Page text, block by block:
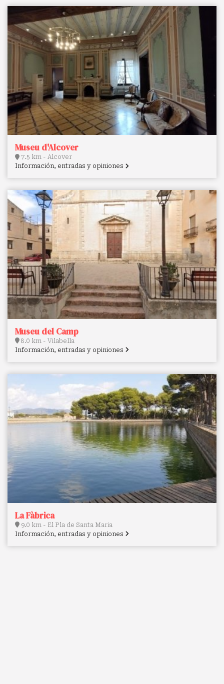
Museu d'Alcover
7.5 km - Alcover
Información, entradas y opiniones
Museu del Camp
8.0 km - Vilabella
Información, entradas y opiniones
La Fàbrica
9.0 km - El Pla de Santa Maria
Información, entradas y opiniones